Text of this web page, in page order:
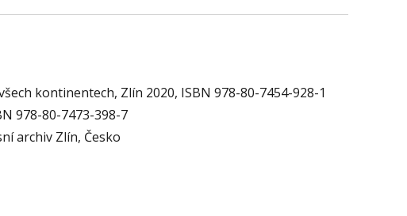
kontinentech, Zlín 2020, ISBN 978-80-7454-928-1
978-80-7473-398-7
archiv Zlín, Česko